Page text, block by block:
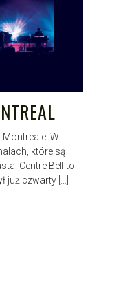
W
które są
Centre Bell to
już czwarty […]